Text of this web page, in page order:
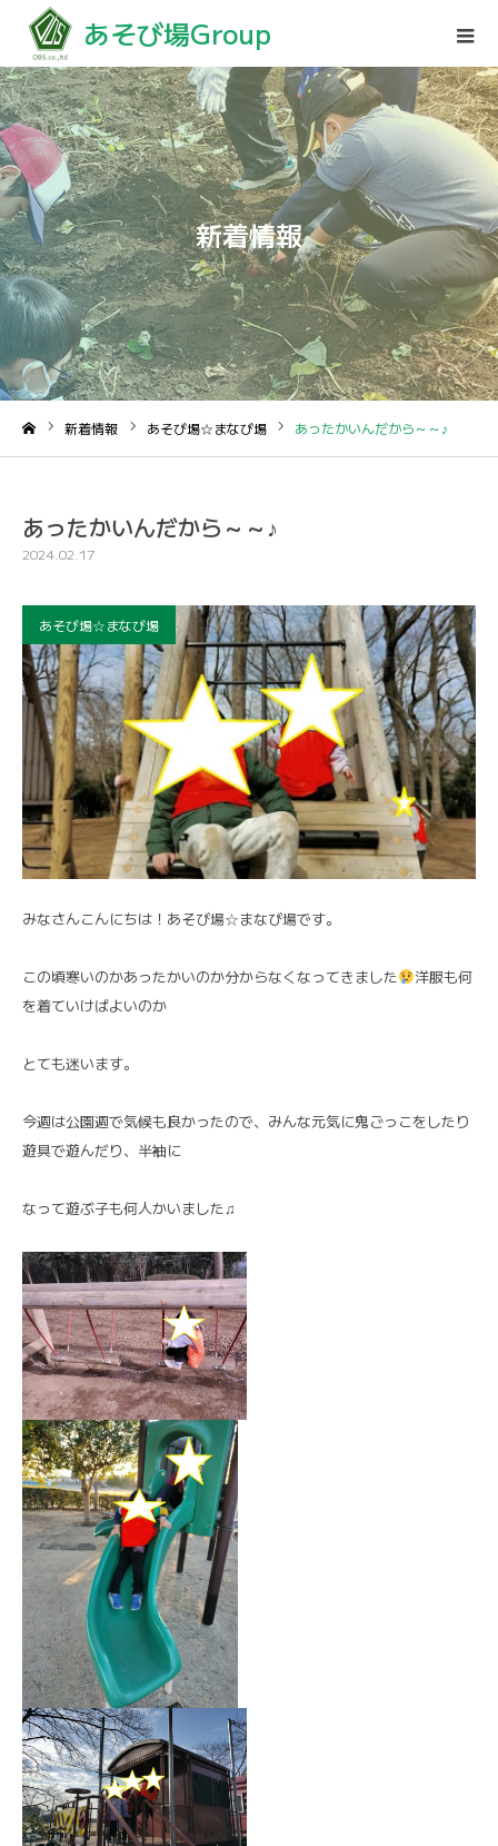
あそび場Group
新着情報
新着情報 あそび場☆まなび場 あったかいんだから～～♪
あったかいんだから～～♪
2024.02.17
あそび場☆まなび場
みなさんこんにちは！あそび場☆まなび場です。
この頃寒いのかあったかいのか分からなくなってきました
洋服も何
を着ていけばよいのか
とても迷います。
今週は公園週で気候も良かったので、みんな元気に鬼ごっこをしたり
遊具で遊んだり、半袖に
なって遊ぶ子も何人かいました♫